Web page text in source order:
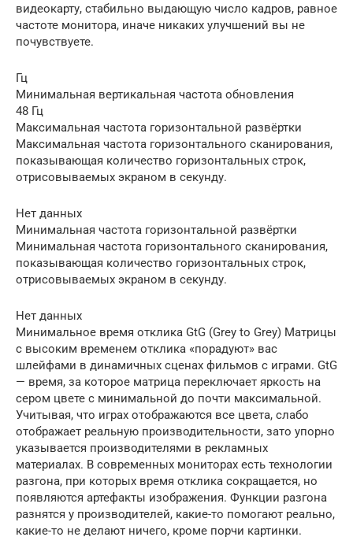
видеокарту, стабильно выдающую число кадров, равное
частоте монитора, иначе никаких улучшений вы не
почувствуете.
Гц
Минимальная вертикальная частота обновления
48 Гц
Максимальная частота горизонтальной развёртки
Максимальная частота горизонтального сканирования,
показывающая количество горизонтальных строк,
отрисовываемых экраном в секунду.
Нет данных
Минимальная частота горизонтальной развёртки
Минимальная частота горизонтального сканирования,
показывающая количество горизонтальных строк,
отрисовываемых экраном в секунду.
Нет данных
Минимальное время отклика GtG (Grey to Grey) Матрицы
с высоким временем отклика «порадуют» вас
шлейфами в динамичных сценах фильмов с играми. GtG
— время, за которое матрица переключает яркость на
сером цвете с минимальной до почти максимальной.
Учитывая, что играх отображаются все цвета, слабо
отображает реальную производительности, зато упорно
указывается производителями в рекламных
материалах. В современных мониторах есть технологии
разгона, при которых время отклика сокращается, но
появляются артефакты изображения. Функции разгона
разнятся у производителей, какие-то помогают реально,
какие-то не делают ничего, кроме порчи картинки.